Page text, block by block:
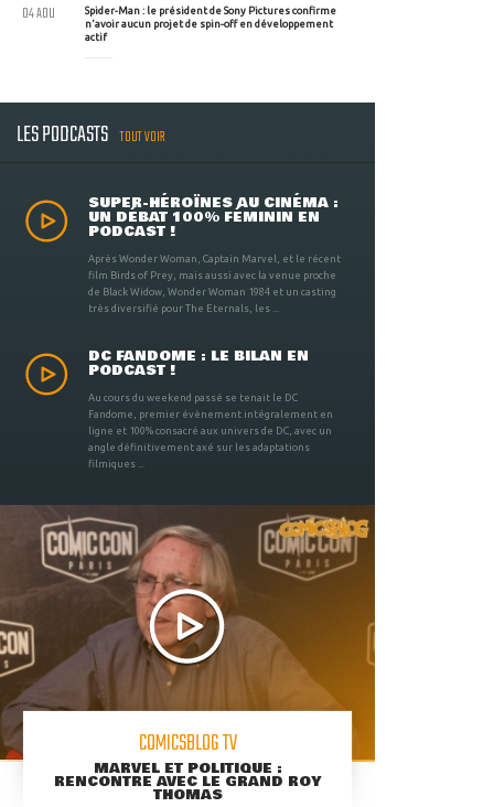
Spider-Man : le président de Sony Pictures confirme
n'avoir aucun projet de spin-off en développement
actif
04 AOU
LES PODCASTS TOUT VOIR
SUPER-HÉROÏNES AU CINÉMA :
UN DÉBAT 100% FÉMININ EN
PODCAST !
Après Wonder Woman, Captain Marvel, et le récent
film Birds of Prey, mais aussi avec la venue proche
de Black Widow, Wonder Woman 1984 et un casting
très diversifié pour The Eternals, les ...
DC FANDOME : LE BILAN EN
PODCAST !
Au cours du weekend passé se tenait le DC
Fandome, premier évènement intégralement en
ligne et 100% consacré aux univers de DC, avec un
angle définitivement axé sur les adaptations
filmiques ...
COMICSBLOG TV
MARVEL ET POLITIQUE :
RENCONTRE AVEC LE GRAND ROY
THOMAS